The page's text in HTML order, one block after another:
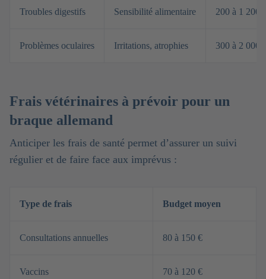
Troubles digestifs Sensibilité alimentaire 200 à 1 200
Problèmes oculaires Irritations, atrophies 300 à 2 000
Frais vétérinaires à prévoir pour un
braque allemand
Anticiper les frais de santé permet d’assurer un suivi
régulier et de faire face aux imprévus :
Type de frais Budget moyen
Consultations annuelles 80 à 150 €
Vaccins 70 à 120 €